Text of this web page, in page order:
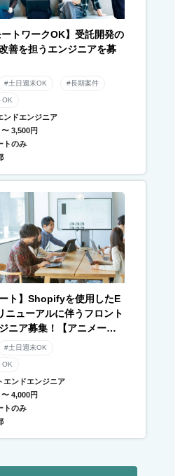
ートワークOK】受託開発の
善を担うエンジニアを募
#土日週末OK #長期案件
OK
ンドエンジニア
3,500円
トのみ
ート】Shopifyを使用したE
ニューアルに伴うフロント
ニア募集！【アニメーシ
#土日週末OK
OK
エンドエンジニア
4,000円
トのみ